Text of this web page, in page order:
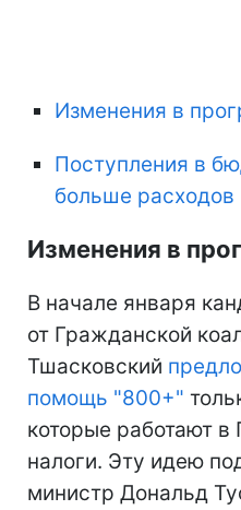
Изменения в
Поступления в
больше расходов
Изменения в
В начале января
от Гражданской
Тшасковский
помощь "800+"
которые работают в
налоги. Эту идею
министр Дональд